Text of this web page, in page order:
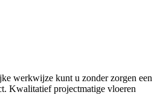
werkwijze kunt u zonder zorgen een
Kwalitatief projectmatige vloeren